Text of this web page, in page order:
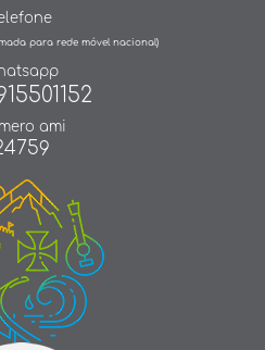
para rede móvel nacional)
ami